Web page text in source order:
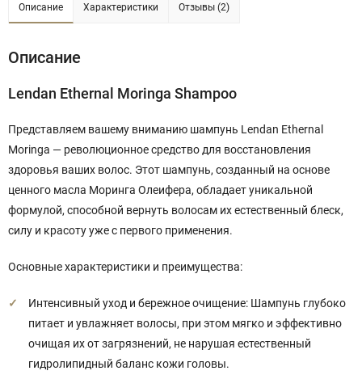
Описание Характеристики Отзывы (2)
Описание
Lendan Ethernal Moringa Shampoo
Представляем вашему вниманию шампунь Lendan Ethernal
Moringa — революционное средство для восстановления
здоровья ваших волос. Этот шампунь, созданный на основе
ценного масла Моринга Олеифера, обладает уникальной
формулой, способной вернуть волосам их естественный блеск,
силу и красоту уже с первого применения.
Основные характеристики и преимущества:
Интенсивный уход и бережное очищение: Шампунь глубоко
питает и увлажняет волосы, при этом мягко и эффективно
очищая их от загрязнений, не нарушая естественный
гидролипидный баланс кожи головы.